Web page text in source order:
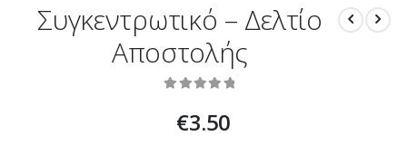
Συγκεντρωτικό – Δελτίο
Αποστολής
€3.50